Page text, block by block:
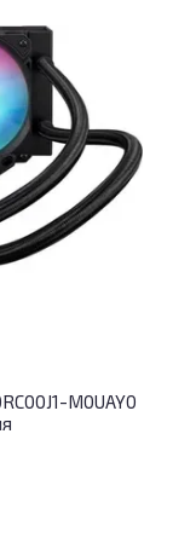
M0UAY0